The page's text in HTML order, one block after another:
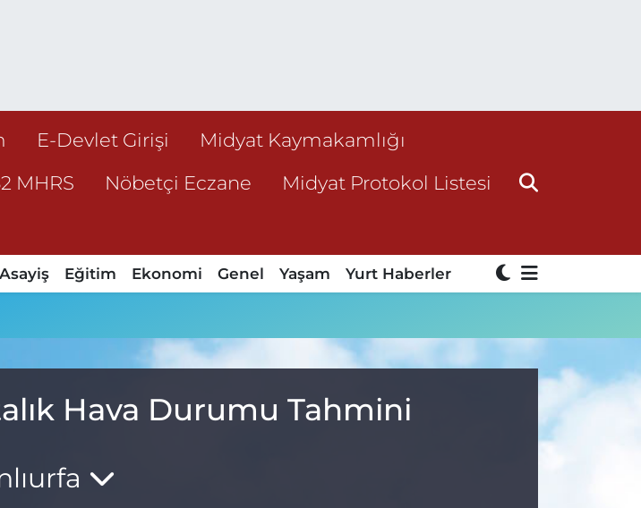
E-Devlet Girişi
Midyat Kaymakamlığı
MHRS Nöbetçi Eczane
Midyat Protokol Listesi
Asayiş Eğitim Ekonomi Genel Yaşam Yurt Haberler
Hava Durumu Tahmini